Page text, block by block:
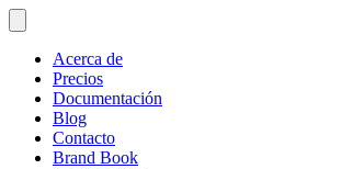
Acerca de
Precios
Documentación
Blog
Contacto
Brand Book